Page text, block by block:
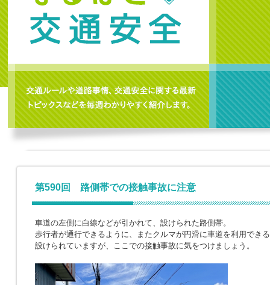
第590回 路側帯での接触事故に注意
車道の左側に白線などが引かれて、設けられた路側帯。
歩行者が通行できるように、またクルマが円滑に車道を利用でき
設けられていますが、ここでの接触事故に気をつけましょう。